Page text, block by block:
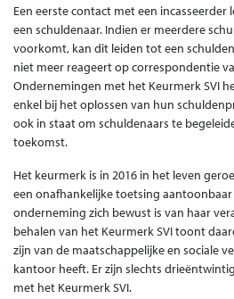
Een eerste contact met een
een schuldenaar. Indien er meerdere
voorkomt, kan dit leiden tot een
niet meer reageert op correspondentie
Ondernemingen met het Keurmerk SVI
enkel bij het oplossen van hun
ook in staat om schuldenaars te
toekomst.
Het keurmerk is in 2016 in het leven
een onafhankelijke toetsing
onderneming zich bewust is van haar
behalen van het Keurmerk SVI toont
zijn van de maatschappelijke en sociale
kantoor heeft. Er zijn slechts
met het Keurmerk SVI.